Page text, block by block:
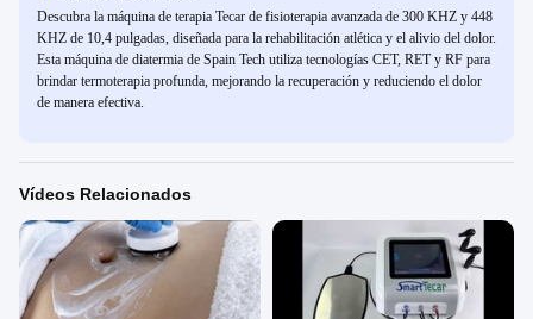
Descubra la máquina de terapia Tecar de fisioterapia avanzada de 300 KHZ y 448
KHZ de 10,4 pulgadas, diseñada para la rehabilitación atlética y el alivio del dolor.
Esta máquina de diatermia de Spain Tech utiliza tecnologías CET, RET y RF para
brindar termoterapia profunda, mejorando la recuperación y reduciendo el dolor
de manera efectiva.
Vídeos Relacionados